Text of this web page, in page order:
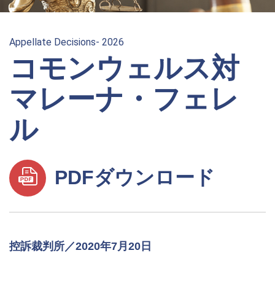
Appellate Decisions- 2026
コモンウェルス対
マレーナ・フェレ
ル
PDFダウンロード
控訴裁判所／2020年7月20日